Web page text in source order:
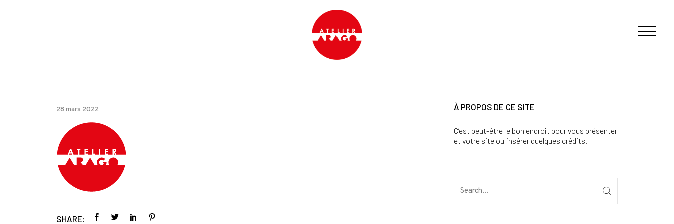
28 mars 2022
SHARE:
À PROPOS DE CE SITE
C’est peut-être le bon endroit pour vous présenter
et votre site ou insérer quelques crédits.